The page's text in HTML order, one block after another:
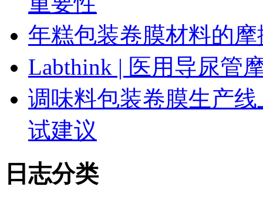
年糕包装卷膜材料的
Labthink | 医用导尿管
调味料包装卷膜生产
试建议
日志分类